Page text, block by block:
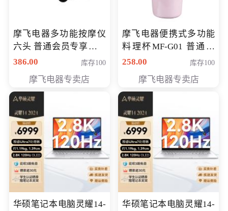
摩飞电器多功能按摩仪
六头 普通会员专享价格
199元
386.00 库存100
摩飞电器专卖店
摩飞电器便携式多功能
料理杯MF-G01 普通会
员专享价格118元
258.00 库存100
摩飞电器专卖店
华硕笔记本电脑灵耀14-
华硕笔记本电脑灵耀14-